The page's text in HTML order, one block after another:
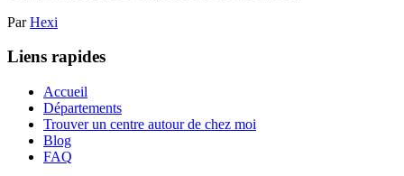
Par Hexi
Liens rapides
Accueil
Départements
Trouver un centre autour de chez moi
Blog
FAQ